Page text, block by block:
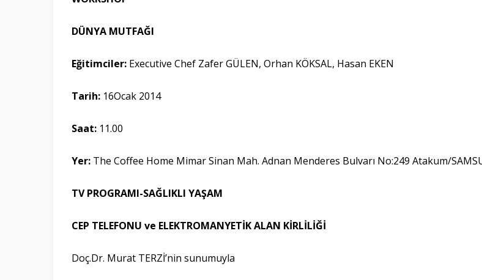
DÜNYA MUTFAĞI
Eğitimciler: Executive Chef Zafer GÜLEN, Orhan KÖKSAL, Hasan EKEN
Tarih: 16Ocak 2014
Saat: 11.00
Yer: The Coffee Home Mimar Sinan Mah. Adnan Menderes Bulvarı No:249 Atakum/
TV PROGRAMI-SAĞLIKLI YAŞAM
CEP TELEFONU ve ELEKTROMANYETİK ALAN KİRLİLİĞİ
Doç.Dr. Murat TERZİ’nin sunumuyla